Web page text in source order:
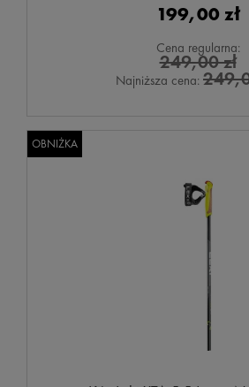
199,00 zł
Cena regularna:
249,00 zł
Najniższa cena:
OBNIŻKA